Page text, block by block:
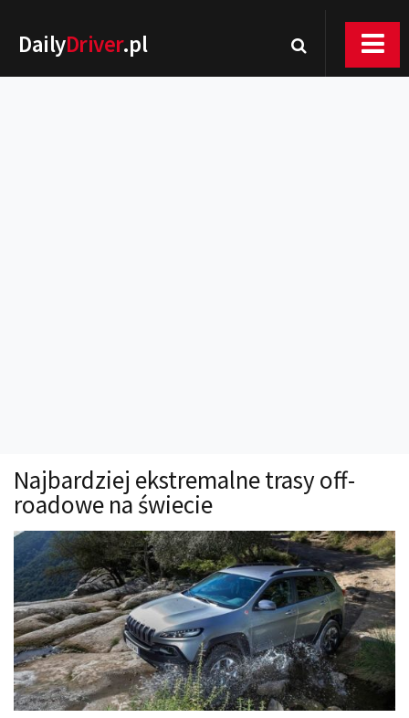
DailyDriver.pl
Technika jazdy
Oświetlenie
Kalkulatory
Przelicznik mocy
Auto z niemiec
Galerie
Najbardziej ekstremalne trasy off-
roadowe na świecie